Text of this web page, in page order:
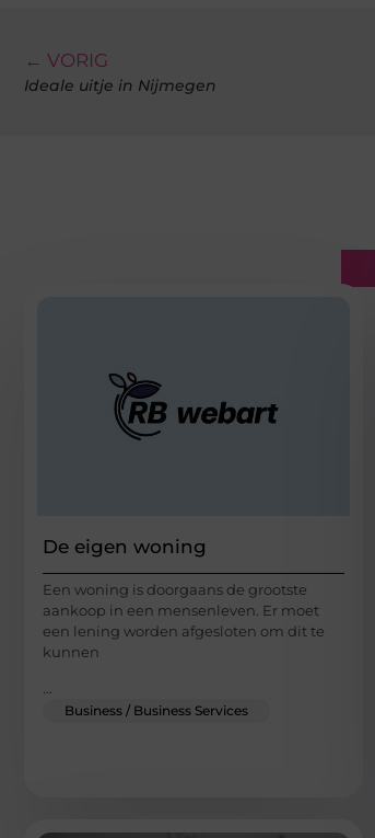
← VORIG
Ideale uitje in Nijmegen
De eigen woning
Een woning is doorgaans de grootste
aankoop in een mensenleven. Er moet
een lening worden afgesloten om dit te
kunnen
...
Business / Business Services